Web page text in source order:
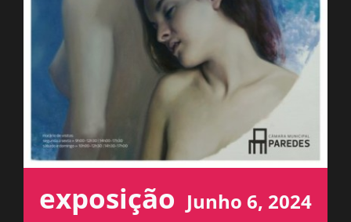
OUVIR
exposição Junho 6, 2024